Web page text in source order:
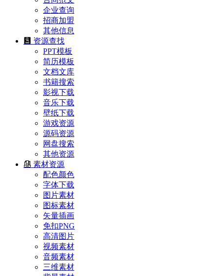
企业查询
招商加盟
其他信息
资源查找
PPT模板
简历模板
文档文库
书籍搜索
影视下载
音乐下载
壁纸下载
游戏资源
源码资源
网盘搜索
其他资源
素材资源
配色颜色
字体下载
图片素材
图标素材
矢量插画
免扣PNG
高清图片
视频素材
音频素材
三维素材